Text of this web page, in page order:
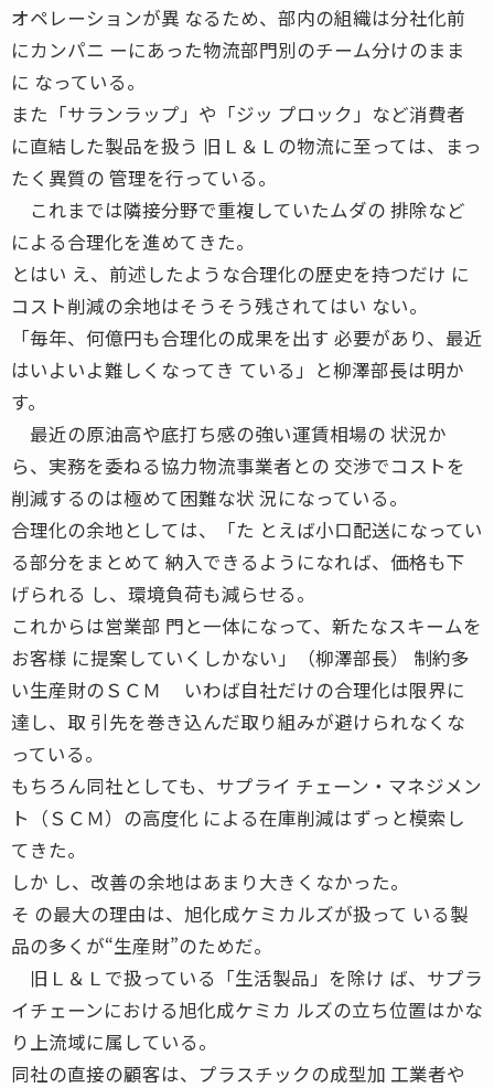
オペレーションが異 なるため、部内の組織は分社化前
にカンパニ ーにあった物流部門別のチーム分けのまま
に なっている。
また「サランラップ」や「ジッ プロック」など消費者
に直結した製品を扱う 旧Ｌ＆Ｌの物流に至っては、まっ
たく異質の 管理を行っている。
これまでは隣接分野で重複していたムダの 排除など
による合理化を進めてきた。
とはい え、前述したような合理化の歴史を持つだけ に
コスト削減の余地はそうそう残されてはい ない。
「毎年、何億円も合理化の成果を出す 必要があり、最近
はいよいよ難しくなってき ている」と柳澤部長は明か
す。
最近の原油高や底打ち感の強い運賃相場の 状況か
ら、実務を委ねる協力物流事業者との 交渉でコストを
削減するのは極めて困難な状 況になっている。
合理化の余地としては、「た とえば小口配送になってい
る部分をまとめて 納入できるようになれば、価格も下
げられる し、環境負荷も減らせる。
これからは営業部 門と一体になって、新たなスキームを
お客様 に提案していくしかない」（柳澤部長） 制約多
い生産財のＳＣＭ いわば自社だけの合理化は限界に
達し、取 引先を巻き込んだ取り組みが避けられなくな
っている。
もちろん同社としても、サプライ チェーン・マネジメン
ト（ＳＣＭ）の高度化 による在庫削減はずっと模索し
てきた。
しか し、改善の余地はあまり大きくなかった。
そ の最大の理由は、旭化成ケミカルズが扱って いる製
品の多くが“生産財”のためだ。
旧Ｌ＆Ｌで扱っている「生活製品」を除け ば、サプラ
イチェーンにおける旭化成ケミカ ルズの立ち位置はかな
り上流域に属している。
同社の直接の顧客は、プラスチックの成型加 工業者や